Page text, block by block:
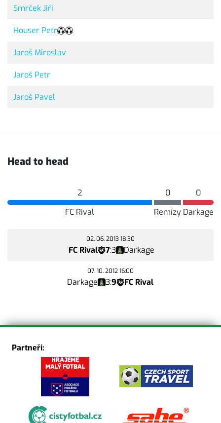
Smrček Jiří
Houser Petr
Jaroš Miroslav
Jaroš Petr
Jaroš Pavel
Head to head
2
FC Rival
0
Remízy
0
Darkage
02. 06. 2013 18:30
FC Rival 7:3 Darkage
07. 10. 2012 16:00
Darkage 3:9 FC Rival
Partneři: